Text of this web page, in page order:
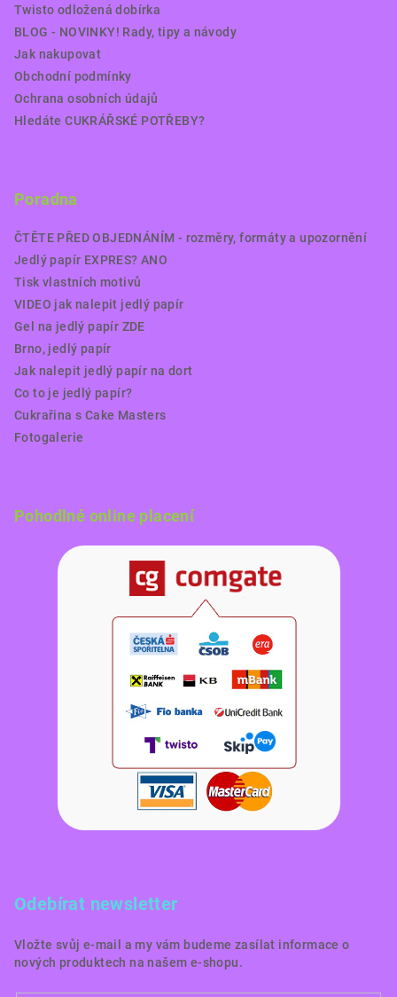
Twisto odložená dobírka
BLOG - NOVINKY! Rady, tipy a návody
Jak nakupovat
Obchodní podmínky
Ochrana osobních údajů
Hledáte CUKRÁŘSKÉ POTŘEBY?
Poradna
ČTĚTE PŘED OBJEDNÁNÍM - rozměry, formáty a upozornění
Jedlý papír EXPRES? ANO
Tisk vlastních motivů
VIDEO jak nalepit jedlý papír
Gel na jedlý papír ZDE
Brno, jedlý papír
Jak nalepit jedlý papír na dort
Co to je jedlý papír?
Cukrařina s Cake Masters
Fotogalerie
Pohodlné online placení
Odebírat newsletter
Vložte svůj e-mail a my vám budeme zasílat informace o
nových produktech na našem e-shopu.